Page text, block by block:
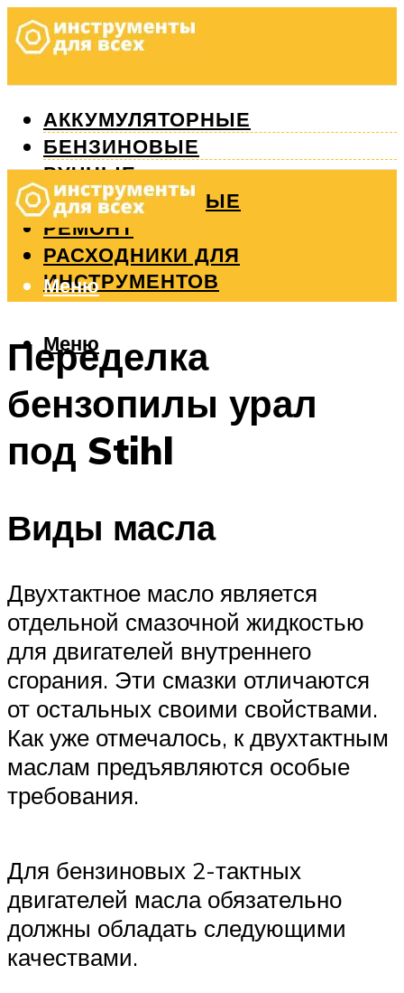
АККУМУЛЯТОРНЫЕ
БЕНЗИНОВЫЕ
РУЧНЫЕ
ИЗМЕРИТЕЛЬНЫЕ
РЕМОНТ
РАСХОДНИКИ ДЛЯ
ИНСТРУМЕНТОВ
Меню
Меню
Переделка
бензопилы урал
под Stihl
Виды масла
Двухтактное масло является
отдельной смазочной жидкостью
для двигателей внутреннего
сгорания. Эти смазки отличаются
от остальных своими свойствами.
Как уже отмечалось, к двухтактным
маслам предъявляются особые
требования.
Для бензиновых 2-тактных
двигателей масла обязательно
должны обладать следующими
качествами.